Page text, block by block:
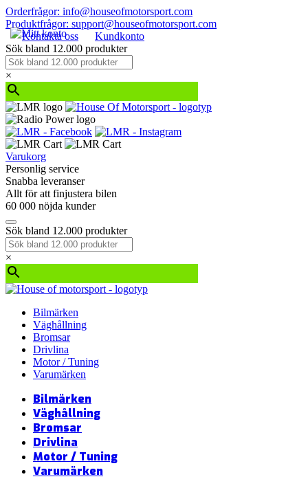
Orderfrågor: info@houseofmotorsport.com
Produktfrågor: support@houseofmotorsport.com
Kontakta oss
Kundkonto
Sök bland 12.000 produkter
×
Varukorg
Personlig service
Snabba leveranser
Allt för att finjustera bilen
60 000 nöjda kunder
Sök bland 12.000 produkter
×
Bilmärken
Väghållning
Bromsar
Drivlina
Motor / Tuning
Varumärken
Bilmärken
Väghållning
Bromsar
Drivlina
Motor / Tuning
Varumärken